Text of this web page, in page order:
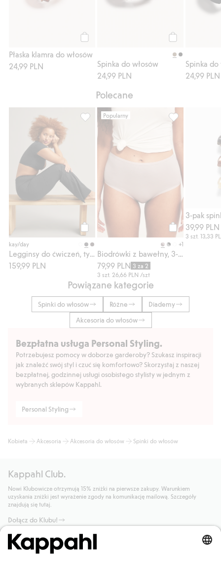
Płaska klamra do włosów
24,99 PLN
Spinka do włosów
24,99 PLN
Spinka do
24,99 PLN
Polecane
Kup
kay/day
159,99 PLN
Legginsy do ćwiczeń, typu bootcut,
Popularny
Kup
+1
79,99 PLN 3 za 2
3 szt.26,66 PLN /szt
3-pak
39,99 PLN
3 szt.13,33
Powiązane kategorie
Spinki do włosów Różne
Diademy
Akcesoria do włosów
Bezpłatna usługa Personal Styling.
Potrzebujesz pomocy w doborze garderoby? Szukasz inspiracji
jak znaleźć swój styl i czuć się komfortowo? Skorzystaj z naszej
bezpłatnej, godzinnej usługi osobistego stylisty w jednym z
wybranych sklepów Kappahl.
Personal Styling
Kobieta Akcesoria Akcesoria do włosów Spinki do włosów
Kappahl Club.
Nowi Klubowicze otrzymują 15% zniżki na pierwsze zakupy. Warunkiem
uzyskania zniżki jest wyrażenie zgody na komunikację mailową. Szczegóły
znajdują się tutaj.
Dołącz do Klubu!